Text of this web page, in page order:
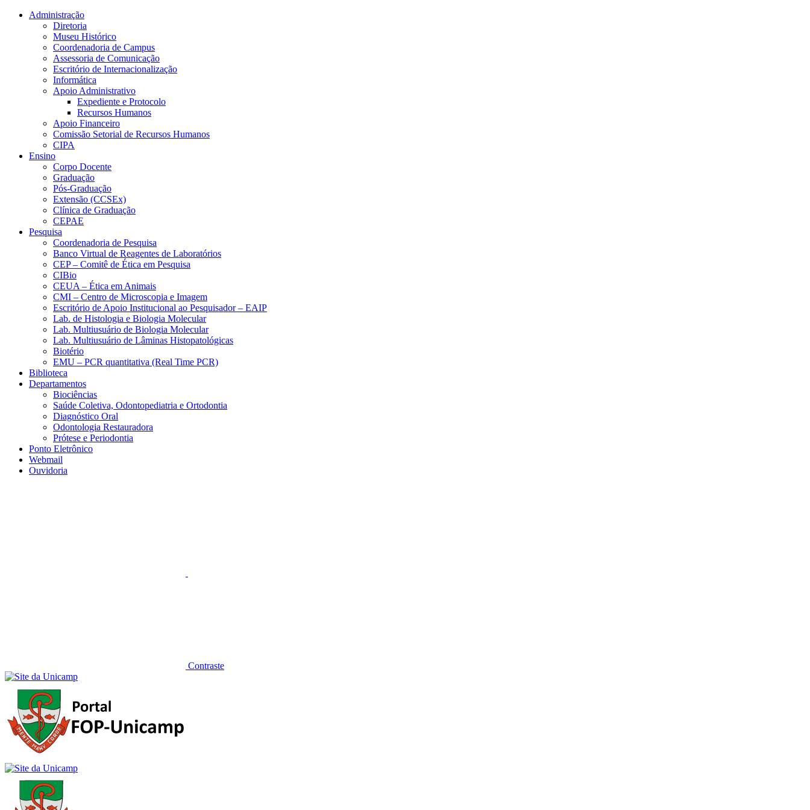
Conteúdo principal Menu principal
Administração
Diretoria
Museu Histórico
Coordenadoria de Campus
Assessoria de Comunicação
Escritório de Internacionalização
Informática
Apoio Administrativo
Expediente e Protocolo
Recursos Humanos
Apoio Financeiro
Comissão Setorial de Recursos Humanos
CIPA
Ensino
Corpo Docente
Graduação
Pós-Graduação
Extensão (CCSEx)
Clínica de Graduação
CEPAE
Pesquisa
Coordenadoria de Pesquisa
Banco Virtual de Reagentes de Laboratórios
CEP – Comitê de Ética em Pesquisa
CIBio
CEUA – Ética em Animais
CMI – Centro de Microscopia e Imagem
Escritório de Apoio Institucional ao Pesquisador – EAIP
Lab. de Histologia e Biologia Molecular
Lab. Multiusuário de Biologia Molecular
Lab. Multiusuário de Lâminas Histopatológicas
Biotério
EMU – PCR quantitativa (Real Time PCR)
Biblioteca
Departamentos
Biociências
Saúde Coletiva, Odontopediatria e Ortodontia
Diagnóstico Oral
Odontologia Restauradora
Prótese e Periodontia
Ponto Eletrônico
Webmail
Ouvidoria
Contraste